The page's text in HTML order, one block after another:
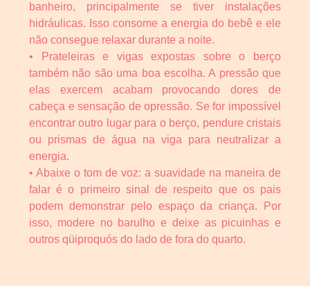
banheiro, principalmente se tiver instalações
hidráulicas. Isso consome a energia do bebê e ele
não consegue relaxar durante a noite.
• Prateleiras e vigas expostas sobre o berço
também não são uma boa escolha. A pressão que
elas exercem acabam provocando dores de
cabeça e sensação de opressão. Se for impossível
encontrar outro lugar para o berço, pendure cristais
ou prismas de água na viga para neutralizar a
energia.
• Abaixe o tom de voz: a suavidade na maneira de
falar é o primeiro sinal de respeito que os pais
podem demonstrar pelo espaço da criança. Por
isso, modere no barulho e deixe as picuinhas e
outros qüiproquós do lado de fora do quarto.